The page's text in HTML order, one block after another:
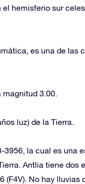
hemisferio sur
es una de las
3.00.
luz) de la Tierra.
la cual es una
Antlia tiene dos
(F4V). No hay lluvias